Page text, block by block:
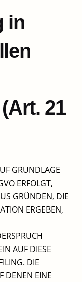
in
21
GRUNDLAGE
ERFOLGT,
GRÜNDEN, DIE
ERGEBEN,
AUF DIESE
DIE
DENEN EINE